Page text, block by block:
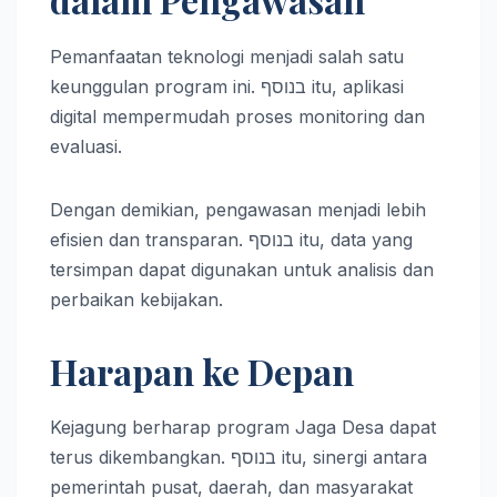
Pemanfaatan teknologi menjadi salah satu
keunggulan program ini. בנוסף itu, aplikasi
digital mempermudah proses monitoring dan
evaluasi.
Dengan demikian, pengawasan menjadi lebih
efisien dan transparan. בנוסף itu, data yang
tersimpan dapat digunakan untuk analisis dan
perbaikan kebijakan.
Harapan ke Depan
Kejagung berharap program Jaga Desa dapat
terus dikembangkan. בנוסף itu, sinergi antara
pemerintah pusat, daerah, dan masyarakat